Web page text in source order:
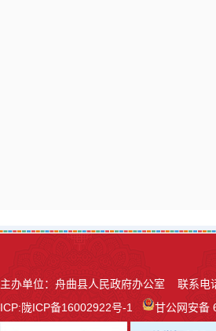
主办单位：舟曲县人民政府办公室 联系电
ICP:陇ICP备16002922号-1 甘公网安备